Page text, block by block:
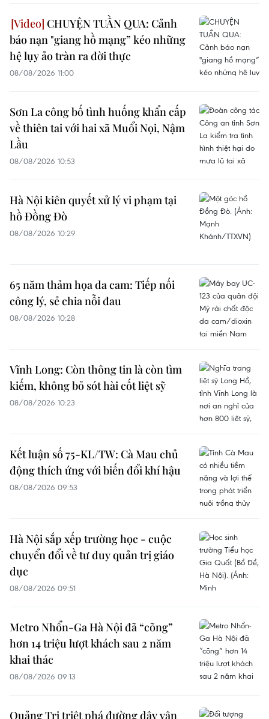
CHUYỆN TUẦN QUA: Cảnh
báo nạn "giang hồ mạng” kéo những
hệ lụy ảo tràn ra đời thực
08/08/2026 11:00
Sơn La công bố tình huống khẩn cấp
về thiên tai với hai xã Muổi Nọi, Nậm
Lầu
08/08/2026 10:53
Hà Nội kiên quyết xử lý vi phạm tại
hồ Đồng Đò
08/08/2026 10:29
65 năm thảm họa da cam: Tiếp nối
công lý, sẻ chia nỗi đau
08/08/2026 10:28
Vĩnh Long: Còn thông tin là còn tìm
kiếm, không bỏ sót hài cốt liệt sỹ
08/08/2026 10:23
Kết luận số 75-KL/TW: Cà Mau chủ
động thích ứng với biến đổi khí hậu
08/08/2026 09:53
Hà Nội sắp xếp trường học - cuộc
chuyển đổi về tư duy quản trị giáo
dục
08/08/2026 09:51
Metro Nhổn-Ga Hà Nội đã “cõng”
hơn 14 triệu lượt khách sau 2 năm
khai thác
08/08/2026 09:13
Quảng Trị triệt phá đường dây vận